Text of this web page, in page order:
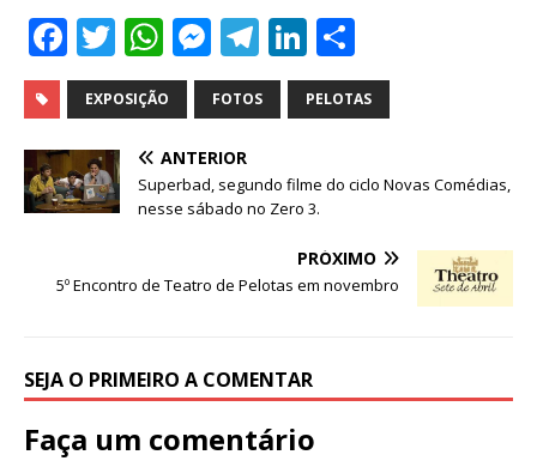
F
a
c
e
b
o
o
k
T
w
it
te
r
W
h
at
s
A
p
p
M
e
ss
e
n
g
e
r
T
el
e
ra
m
Li
n
k
dI
n
h
ar
EXPOSIÇÃO FOTOS PELOTAS
ANTERIOR
Superbad, segundo filme do ciclo Novas Comédias,
nesse sábado no Zero 3.
PRÓXIMO
5º Encontro de Teatro de Pelotas em novembro
SEJA O PRIMEIRO A COMENTAR
Faça um comentário